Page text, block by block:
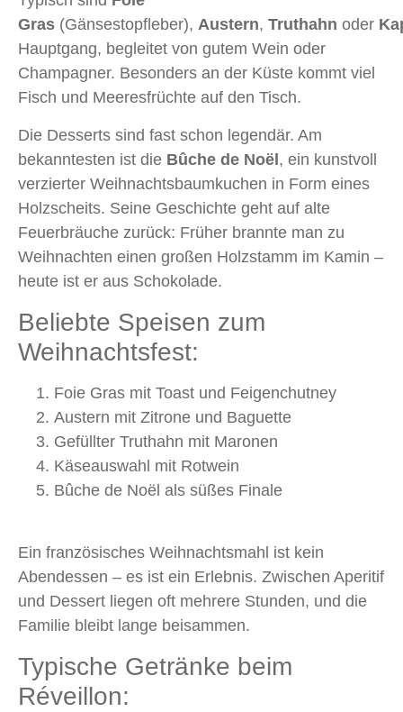
Gras (Gänsestopfleber), Austern, Truthahn oder
Hauptgang, begleitet von gutem Wein oder
Champagner. Besonders an der Küste kommt viel
Fisch und Meeresfrüchte auf den Tisch.
Die Desserts sind fast schon legendär. Am
bekanntesten ist die Bûche de Noël , ein kunstvoll
verzierter Weihnachtsbaumkuchen in Form eines
Holzscheits. Seine Geschichte geht auf alte
Feuerbräuche zurück: Früher brannte man zu
Weihnachten einen großen Holzstamm im Kamin –
heute ist er aus Schokolade.
Beliebte Speisen zum
Weihnachtsfest:
Foie Gras mit Toast und Feigenchutney
Austern mit Zitrone und Baguette
Gefüllter Truthahn mit Maronen
Käseauswahl mit Rotwein
Bûche de Noël als süßes Finale
Ein französisches Weihnachtsmahl ist kein
Abendessen – es ist ein Erlebnis. Zwischen Aperitif
und Dessert liegen oft mehrere Stunden, und die
Familie bleibt lange beisammen.
Typische Getränke beim
Réveillon: